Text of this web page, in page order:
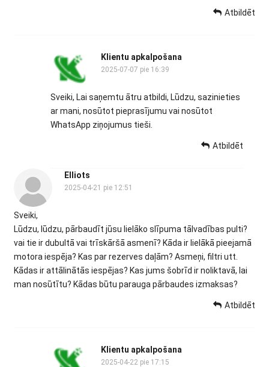
Atbildēt
Klientu apkalpošana
2025-07-07 pie 16:39
Sveiki, Lai saņemtu ātru atbildi, Lūdzu, sazinieties
ar mani, nosūtot pieprasījumu vai nosūtot
WhatsApp ziņojumus tieši.
Atbildēt
Elliots
2025-04-21 pie 12:51
Sveiki,
Lūdzu, lūdzu, pārbaudīt jūsu lielāko slīpuma tālvadības pulti?
vai tie ir dubultā vai trīskāršā asmenī? Kāda ir lielākā pieejamā
motora iespēja? Kas par rezerves daļām? Asmeņi, filtri utt.
Kādas ir attālinātās iespējas? Kas jums šobrīd ir noliktavā, lai
man nosūtītu? Kādas būtu parauga pārbaudes izmaksas?
Atbildēt
Klientu apkalpošana
2025-04-22 pie 17:15